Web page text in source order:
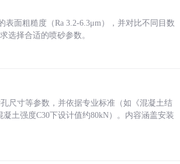
面粗糙度（Ra 3.2-6.3μm），并对比不同目数
选择合适的喷砂参数。
尺寸等参数，并依据专业标准（如《混凝土结
土强度C30下设计值约80kN）。内容涵盖安装